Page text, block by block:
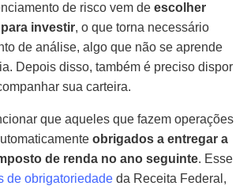
de risco vem de escolher
investir, o que torna necessário
de análise, algo que não se aprende
Depois disso, também é preciso dispor
sua carteira.
que aqueles que fazem operações
obrigados a entregar a
de renda no ano seguinte. Esse
de obrigatoriedade da Receita Federal,